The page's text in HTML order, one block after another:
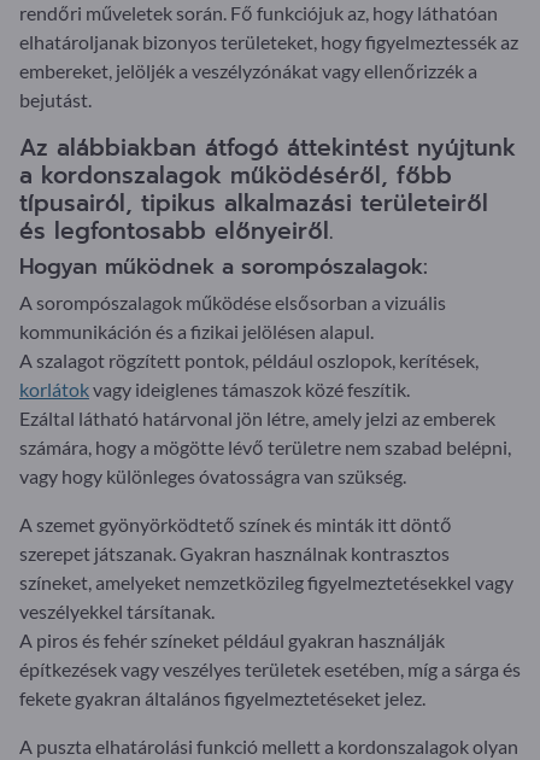
rendőri műveletek során. Fő funkciójuk az, hogy láthatóan
elhatároljanak bizonyos területeket, hogy figyelmeztessék az
embereket, jelöljék a veszélyzónákat vagy ellenőrizzék a
bejutást.
Az alábbiakban átfogó áttekintést nyújtunk
a kordonszalagok működéséről, főbb
típusairól, tipikus alkalmazási területeiről
és legfontosabb előnyeiről.
Hogyan működnek a sorompószalagok:
A sorompószalagok működése elsősorban a vizuális
kommunikáción és a fizikai jelölésen alapul.
A szalagot rögzített pontok, például oszlopok, kerítések,
korlátokvagy ideiglenes támaszok közé feszítik.
Ezáltal látható határvonal jön létre, amely jelzi az emberek
számára, hogy a mögötte lévő területre nem szabad belépni,
vagy hogy különleges óvatosságra van szükség.
A szemet gyönyörködtető színek és minták itt döntő
szerepet játszanak. Gyakran használnak kontrasztos
színeket, amelyeket nemzetközileg figyelmeztetésekkel vagy
veszélyekkel társítanak.
A piros és fehér színeket például gyakran használják
építkezések vagy veszélyes területek esetében, míg a sárga és
fekete gyakran általános figyelmeztetéseket jelez.
A puszta elhatárolási funkció mellett a kordonszalagok olyan